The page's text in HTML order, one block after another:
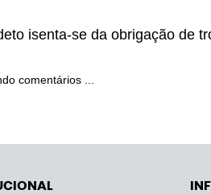
isenta-se da obrigação de
comentários ...